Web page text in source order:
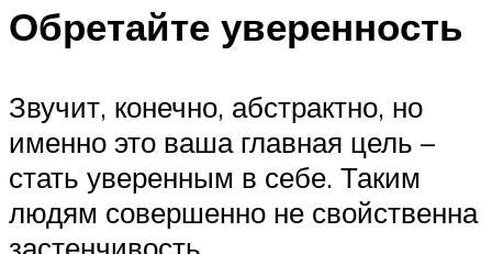
Обретайте уверенность
Звучит, конечно, абстрактно, но
именно это ваша главная цель –
стать уверенным в себе. Таким
людям совершенно не свойственна